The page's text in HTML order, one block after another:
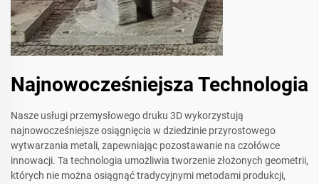
Najnowocześniejsza Technologia
Nasze usługi przemysłowego druku 3D wykorzystują
najnowocześniejsze osiągnięcia w dziedzinie przyrostowego
wytwarzania metali, zapewniając pozostawanie na czołówce
innowacji. Ta technologia umożliwia tworzenie złożonych geometrii,
których nie można osiągnąć tradycyjnymi metodami produkcji,